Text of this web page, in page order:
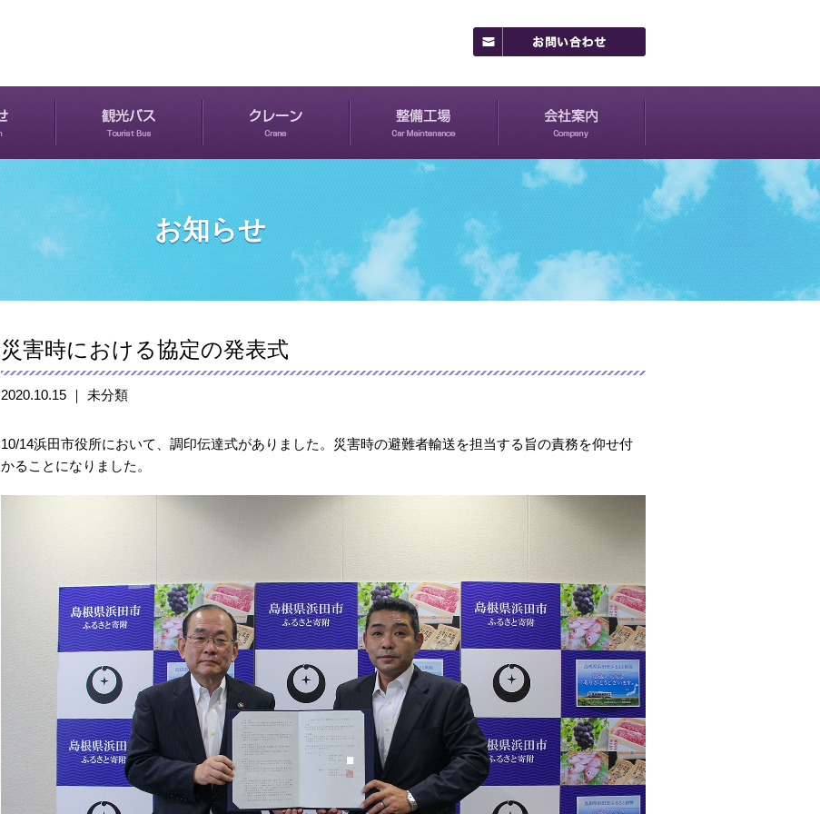
お知らせ
災害時における協定の発表式
2020.10.15 ｜ 未分類
10/14浜田市役所において、調印伝達式がありました。災害時の避難者輸送を担当する旨の責務を仰せ付
かることになりました。